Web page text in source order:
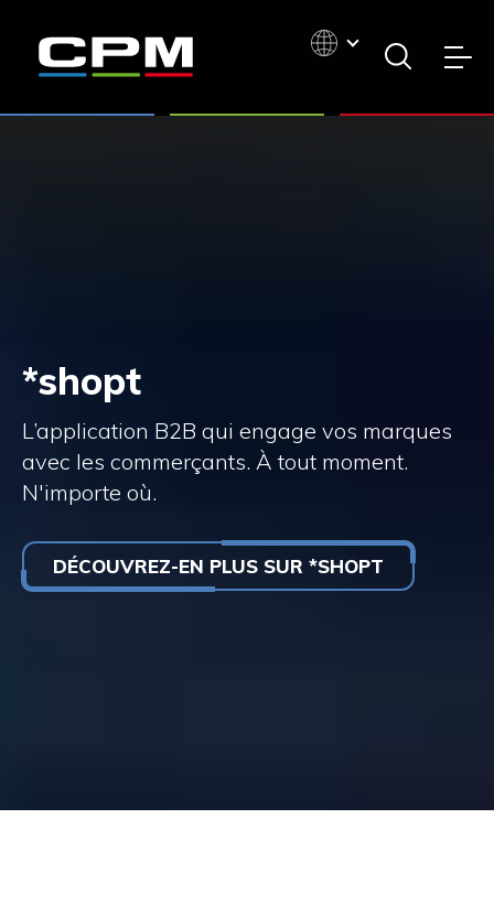
*shopt
L’application B2B qui engage vos marques
avec les commerçants. À tout moment.
N'importe où.
DÉCOUVREZ-EN PLUS SUR *SHOPT